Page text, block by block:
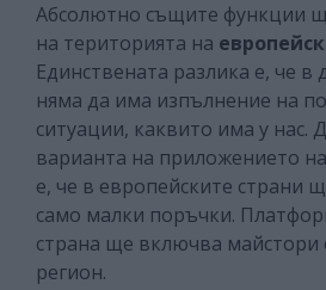
Абсолютно същите функции
на територията на
Единствената разлика е, че
няма да има изпълнение на
ситуации, каквито има у нас.
варианта на приложението
е, че в европейските страни
само малки поръчки.
страна ще включва майстори
регион.